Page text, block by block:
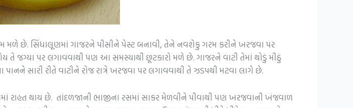
મળે છે. સિંધાલૂણમાં ગાજરને પીસીને પેસ્ટ બનાવી, તેને નવશેકુ ગરમ કરીને ખરજવા પર
જગ્યા પર લગાવવાથી પણ આ સમસ્યાથી છૂટકારો મળે છે. ગાજરને વાટી તેમાં થોડું મીઠું
સારી રીતે વાટીને રોજ રાત્રે ખરજવા પર લગાવવાથી તે ઝડપથી મટવા લાગે છે.
રાહત થાય છે. તાંદળજાની ભાજીના રસમાં સાકર મેળવીને પીવાથી પણ ખરજવાની ખંજવાળ